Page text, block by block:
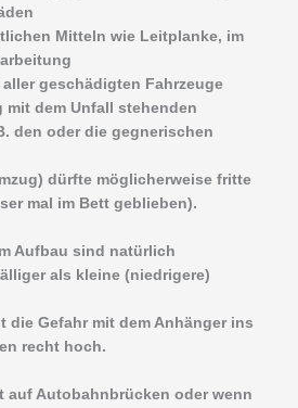
Mitteln wie Leitplanke, im
geschädigten Fahrzeuge
mit dem Unfall stehenden
den oder die gegnerischen
dürfte möglicherweise fritte
mal im Bett geblieben).
Aufbau sind natürlich
als kleine (niedrigere)
die Gefahr mit dem Anhänger ins
recht hoch.
auf Autobahnbrücken oder wenn